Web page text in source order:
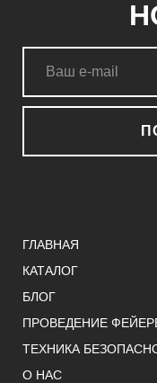
ГЛАВНАЯ
КАТАЛОГ
БЛОГ
ПРОВЕДЕНИЕ
ТЕХНИКА
О НАС